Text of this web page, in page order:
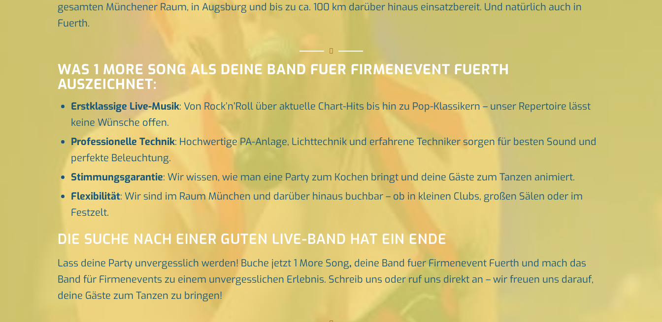
gesamten Münchener Raum, in Augsburg und bis zu ca. 100 km darüber hinaus einsatzbereit. Und natürlich auch in
Fuerth.
WAS 1 MORE SONG ALS DEINE BAND FUER FIRMENEVENT FUERTH
AUSZEICHNET:
Erstklassige Live-Musik: Von Rock’n’Roll über aktuelle Chart-Hits bis hin zu Pop-Klassikern – unser Repertoire lässt
keine Wünsche offen.
Professionelle Technik: Hochwertige PA-Anlage, Lichttechnik und erfahrene Techniker sorgen für besten Sound und
perfekte Beleuchtung.
Stimmungsgarantie: Wir wissen, wie man eine Party zum Kochen bringt und deine Gäste zum Tanzen animiert.
Flexibilität: Wir sind im Raum München und darüber hinaus buchbar – ob in kleinen Clubs, großen Sälen oder im
Festzelt.
DIE SUCHE NACH EINER GUTEN LIVE-BAND HAT EIN ENDE
Lass deine Party unvergesslich werden! Buche jetzt 1 More Song, deine Band fuer Firmenevent Fuerth und mach das
Band für Firmenevents zu einem unvergesslichen Erlebnis. Schreib uns oder ruf uns direkt an – wir freuen uns darauf,
deine Gäste zum Tanzen zu bringen!